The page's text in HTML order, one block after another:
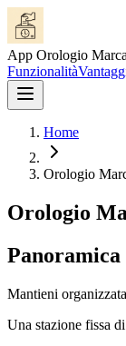
App Orologio
Funzionalità
Home
Orologio
Orologio
Panoramica
Mantieni
Una stazione fissa